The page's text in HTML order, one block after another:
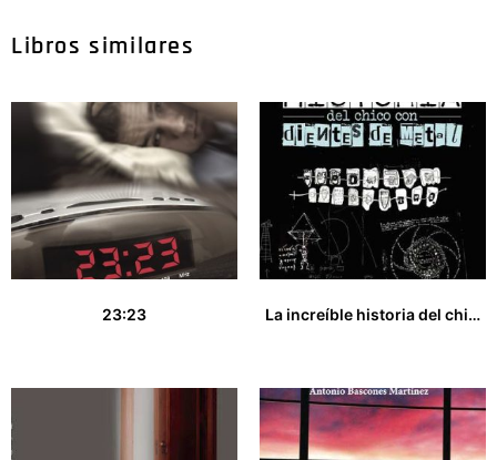
Libros similares
23:23
La increíble historia del chico con dientes de metal